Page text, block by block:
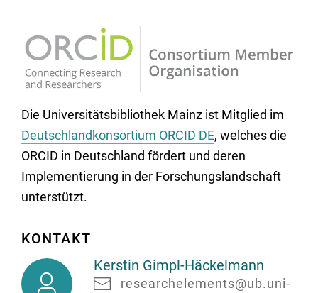
Die Universitätsbibliothek Mainz ist Mitglied im
Deutschlandkonsortium ORCID DE, welches die
ORCID in Deutschland fördert und deren
Implementierung in der Forschungslandschaft
unterstützt.
KONTAKT
Kerstin
Gimpl-
Kerstin Gimpl-Häckelmann
researchelements@ub.uni-